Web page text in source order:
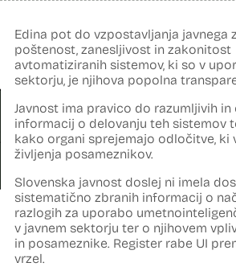
Edina pot do vzpostavljanja javnega
poštenost, zanesljivost in zakonitost
avtomatiziranih sistemov, ki so v
sektorju, je njihova popolna
Javnost ima pravico do razumljivih
informacij o delovanju teh sistemov
kako organi sprejemajo odločitve, ki
življenja posameznikov.
Slovenska javnost doslej ni imela
sistematično zbranih informacij o
razlogih za uporabo
v javnem sektorju ter o njihovem
in posameznike. Register rabe UI
vrzel.